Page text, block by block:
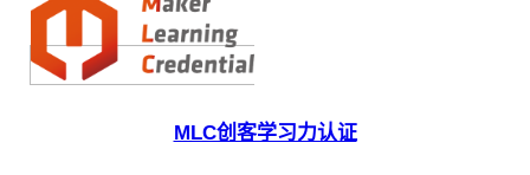
MLC创客学习力认证